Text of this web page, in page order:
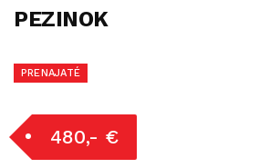
PEZINOK
PRENAJATÉ
480,- €